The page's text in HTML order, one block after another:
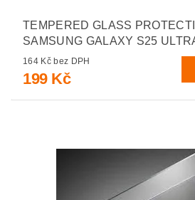
TEMPERED GLASS
SAMSUNG GALAXY S25
164 Kč bez DPH
199 Kč